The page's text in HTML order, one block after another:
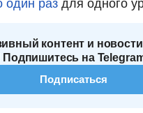
один раз для одного
контент и
Подпишитесь на
Подписаться